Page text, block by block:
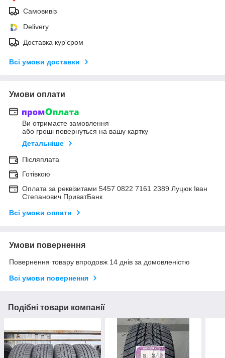
Самовивіз
Delivery
Доставка кур'єром
Всі умови доставки
Умови оплати
Ви отримаєте замовлення
або гроші повернуться на вашу картку
Детальніше
Післяплата
Готівкою
Оплата за реквізитами 5457 0822 7161 2389 Луцюк Іван
Степанович ПриватБанк
Всі умови оплати
Умови повернення
Повернення товару впродовж 14 днів за домовленістю
Всі умови повернення
Подібні товари компанії